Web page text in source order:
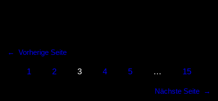
← Vorherige Seite
1 2 3 4 5 … 15
Nächste Seite →